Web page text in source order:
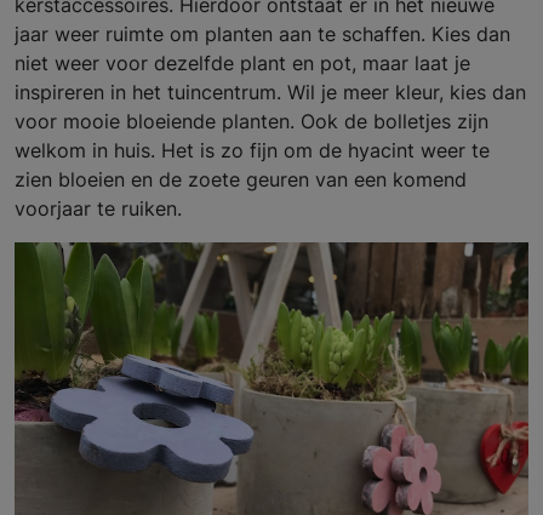
jaar weer ruimte om planten aan te schaffen. Kies dan
niet weer voor dezelfde plant en pot, maar laat je
inspireren in het tuincentrum. Wil je meer kleur, kies dan
voor mooie bloeiende planten. Ook de bolletjes zijn
welkom in huis. Het is zo fijn om de hyacint weer te
zien bloeien en de zoete geuren van een komend
voorjaar te ruiken.